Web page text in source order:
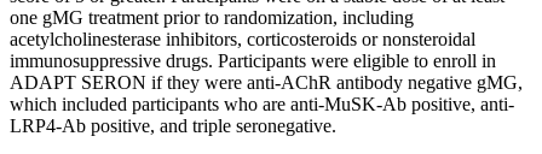
one gMG treatment prior to randomization, including
acetylcholinesterase inhibitors, corticosteroids or nonsteroidal
immunosuppressive drugs. Participants were eligible to enroll in
ADAPT SERON if they were anti-AChR antibody negative gMG,
which included participants who are anti-MuSK-Ab positive, anti-
LRP4-Ab positive, and triple seronegative.